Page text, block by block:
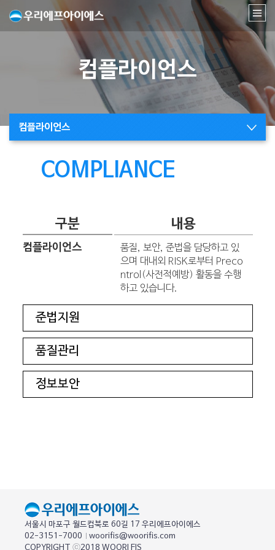
컴플라이언스
컴플라이언스
COMPLIANCE
구분 내용
컴플라이언스
품질, 보안, 준법을 담당하고 있
으며 대내외 RISK로부터 Preco
ntrol(사전적예방) 활동을 수행
하고 있습니다.
준법지원
품질관리
정보보안
서울시 마포구 월드컵북로 60길 17 우리에프아이에스
02-3151-7000
woorifis@woorifis.com
COPYRIGHT ⓒ2018 WOORI FIS